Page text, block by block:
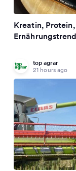
Kreatin,
top agrar
21 hours ago